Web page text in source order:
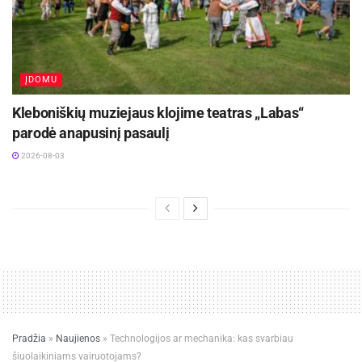
ĮDOMU
Kleboniškių muziejaus klojime teatras „Labas“
parodė anapusinį pasaulį
2026-08-03
Pradžia » Naujienos » Technologijos ar mechanika: kas svarbiau
šiuolaikiniams vairuotojams?